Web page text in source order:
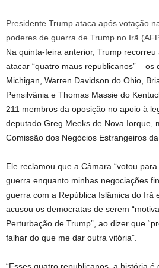
Presidente Trump ataca após votação
poderes de guerra de Trump no Irã (
Na quinta-feira anterior, Trump recorreu
atacar “quatro maus republicanos” – os
Michigan, Warren Davidson do Ohio,
Pensilvânia e Thomas Massie do
211 membros da oposição no apoio à
deputado Greg Meeks de Nova Iorque,
Comissão dos Negócios Estrangeiros da
Ele reclamou que a Câmara “votou
guerra enquanto minhas negociações
guerra com a República Islâmica do Irã
acusou os democratas de serem
Perturbação de Trump”, ao dizer que
falhar do que me dar outra vitória”.
“Esses quatro republicanos, a história é